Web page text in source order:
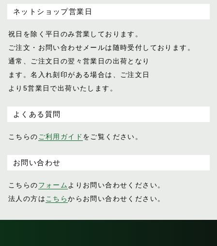
ネットショップ営業日
祝日を除く平日のみ営業しております。
ご注文・お問い合わせメールは随時受付し ております。
通常、ご注文日の翌々営業日の出荷となり
ます。名入れ刻印がある場合は、ご注文日
より5営業日で出荷いたします。
よくある質問
こちらの ご利用ガイド をご覧ください。
お問い合わせ
こちらのフォーム よりお問い合わせください。
法人の方は こちらからお問い合わせください。